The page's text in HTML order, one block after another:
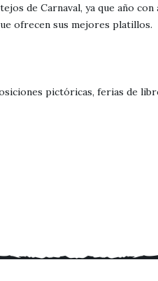
de Carnaval, ya que año
ofrecen sus mejores platillos.
pictóricas, ferias de